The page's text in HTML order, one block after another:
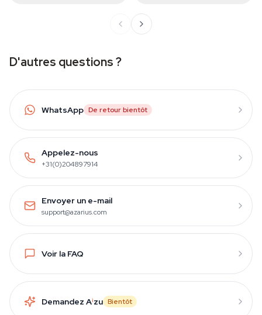
D'autres questions ?
WhatsApp De retour bientôt
Appelez-nous
+31(0)204897914
Envoyer un e-mail
support@azarius.com
Voir la FAQ
Demandez Aizu Bientôt